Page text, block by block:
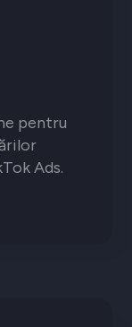
pentru
Ads.